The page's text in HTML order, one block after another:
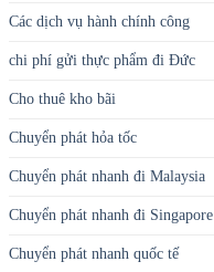
Các dịch vụ hành chính công
chi phí gửi thực phẩm đi Đức
Cho thuê kho bãi
Chuyển phát hỏa tốc
Chuyển phát nhanh đi Malaysia
Chuyển phát nhanh đi Singapore
Chuyển phát nhanh quốc tế